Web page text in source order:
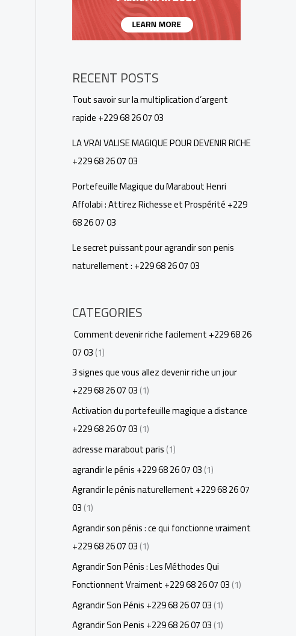
RECENT POSTS
Tout savoir sur la multiplication d’argent
rapide +229 68 26 07 03
LA VRAI VALISE MAGIQUE POUR DEVENIR RICHE
+229 68 26 07 03
Portefeuille Magique du Marabout Henri
Affolabi : Attirez Richesse et Prospérité +229
68 26 07 03
Le secret puissant pour agrandir son penis
naturellement : +229 68 26 07 03
CATEGORIES
Comment devenir riche facilement +229 68 26
07 03(1)
3 signes que vous allez devenir riche un jour
+229 68 26 07 03(1)
Activation du portefeuille magique a distance
+229 68 26 07 03(1)
adresse marabout paris(1)
agrandir le pénis +229 68 26 07 03(1)
Agrandir le pénis naturellement +229 68 26 07
03(1)
Agrandir son pénis : ce qui fonctionne vraiment
+229 68 26 07 03(1)
Agrandir Son Pénis : Les Méthodes Qui
Fonctionnent Vraiment +229 68 26 07 03(1)
Agrandir Son Pénis +229 68 26 07 03(1)
Agrandir Son Penis +229 68 26 07 03(1)